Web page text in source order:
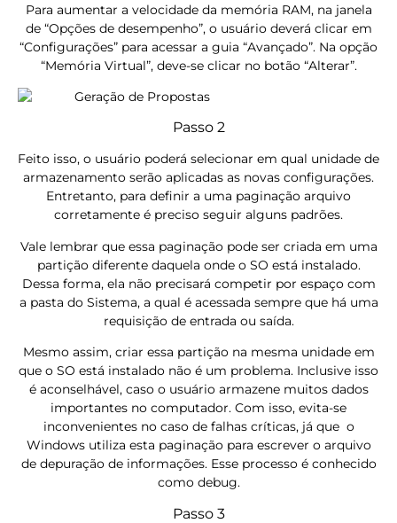
Para aumentar a velocidade da memória RAM, na janela
de “Opções de desempenho”, o usuário deverá clicar em
“Configurações” para acessar a guia “Avançado”. Na opção
“Memória Virtual”, deve-se clicar no botão “Alterar”.
Passo 2
Feito isso, o usuário poderá selecionar em qual unidade de
armazenamento serão aplicadas as novas configurações.
Entretanto, para definir a uma paginação arquivo
corretamente é preciso seguir alguns padrões.
Vale lembrar que essa paginação pode ser criada em uma
partição diferente daquela onde o SO está instalado.
Dessa forma, ela não precisará competir por espaço com
a pasta do Sistema, a qual é acessada sempre que há uma
requisição de entrada ou saída.
Mesmo assim, criar essa partição na mesma unidade em
que o SO está instalado não é um problema. Inclusive isso
é aconselhável, caso o usuário armazene muitos dados
importantes no computador. Com isso, evita-se
inconvenientes no caso de falhas críticas, já que o
Windows utiliza esta paginação para escrever o arquivo
de depuração de informações. Esse processo é conhecido
como debug.
Passo 3